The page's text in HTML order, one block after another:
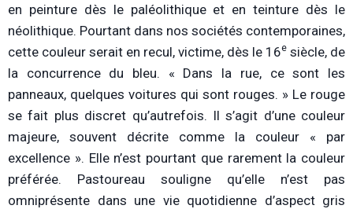
en peinture dès le paléolithique et en teinture dès le
néolithique. Pourtant dans nos sociétés contemporaines,
cette couleur serait en recul, victime, dès le 16e siècle, de
la concurrence du bleu. « Dans la rue, ce sont les
panneaux, quelques voitures qui sont rouges. » Le rouge
se fait plus discret qu’autrefois. Il s’agit d’une couleur
majeure, souvent décrite comme la couleur « par
excellence ». Elle n’est pourtant que rarement la couleur
préférée. Pastoureau souligne qu’elle n’est pas
omniprésente dans une vie quotidienne d’aspect gris